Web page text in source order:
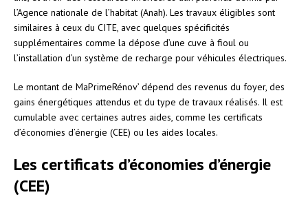
l’Agence nationale de l’habitat (Anah). Les travaux éligibles sont
similaires à ceux du CITE, avec quelques spécificités
supplémentaires comme la dépose d’une cuve à fioul ou
l’installation d’un système de recharge pour véhicules électriques.
Le montant de MaPrimeRénov’ dépend des revenus du foyer, des
gains énergétiques attendus et du type de travaux réalisés. Il est
cumulable avec certaines autres aides, comme les certificats
d’économies d’énergie (CEE) ou les aides locales.
Les certificats d’économies d’énergie
(CEE)